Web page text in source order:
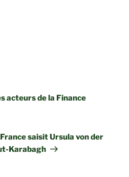
acteurs de la Finance
saisit Ursula von der
Karabagh